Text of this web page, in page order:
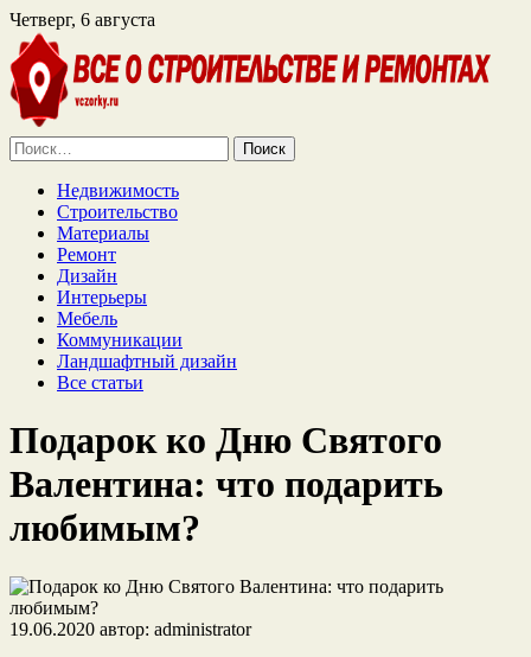
Четверг, 6 августа
Найти:
Недвижимость
Строительство
Материалы
Ремонт
Дизайн
Интерьеры
Мебель
Коммуникации
Ландшафтный дизайн
Все статьи
Подарок ко Дню Святого
Валентина: что подарить
любимым?
19.06.2020 автор: administrator